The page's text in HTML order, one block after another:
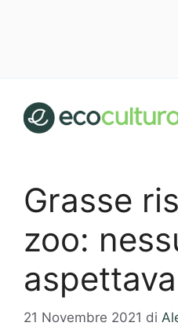
contenuto
Grasse
zoo:
21 Novembre 2021 di